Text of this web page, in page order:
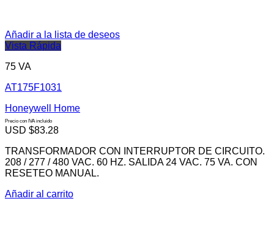
Añadir a la lista de deseos
Vista Rápida
75 VA
AT175F1031
Honeywell Home
Precio con IVA incluido
USD $83.28
TRANSFORMADOR CON INTERRUPTOR DE CIRCUITO.
208 / 277 / 480 VAC. 60 HZ. SALIDA 24 VAC. 75 VA. CON
RESETEO MANUAL.
Añadir al carrito